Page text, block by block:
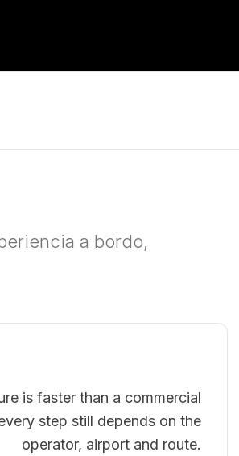
a bordo,
is faster than a commercial
step still depends on the
operator, airport and route.